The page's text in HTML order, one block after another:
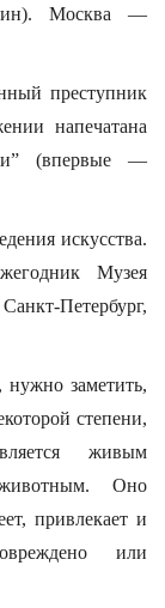
Москва —
преступник
напечатана
(впервые —
искусства.
Музея
Петербург,
нужно заметить,
степени,
живым
Оно
привлекает и
или